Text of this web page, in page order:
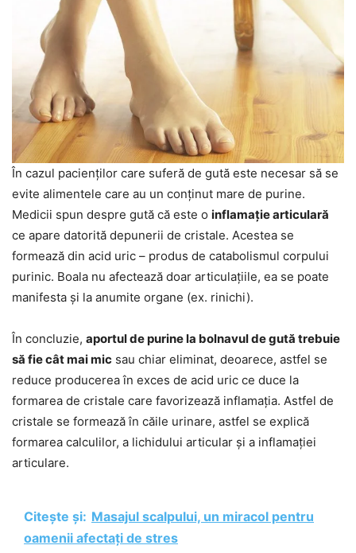
În cazul pacienților care suferă de gută este necesar să se
evite alimentele care au un conținut mare de purine.
Medicii spun despre gută că este o inflamație articulară
ce apare datorită depunerii de cristale. Acestea se
formează din acid uric – produs de catabolismul corpului
purinic. Boala nu afectează doar articulațiile, ea se poate
manifesta și la anumite organe (ex. rinichi).
În concluzie, aportul de purine la bolnavul de gută trebuie
să fie cât mai mic sau chiar eliminat, deoarece, astfel se
reduce producerea în exces de acid uric ce duce la
formarea de cristale care favorizează inflamația. Astfel de
cristale se formează în căile urinare, astfel se explică
formarea calculilor, a lichidului articular și a inflamației
articulare.
Citește și: Masajul scalpului, un miracol pentru
oamenii afectați de stres